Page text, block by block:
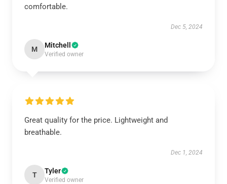
comfortable.
Dec 5, 2024
M Mitchell
Verified owner
Great quality for the price. Lightweight and
breathable.
Dec 1, 2024
T Tyler
Verified owner